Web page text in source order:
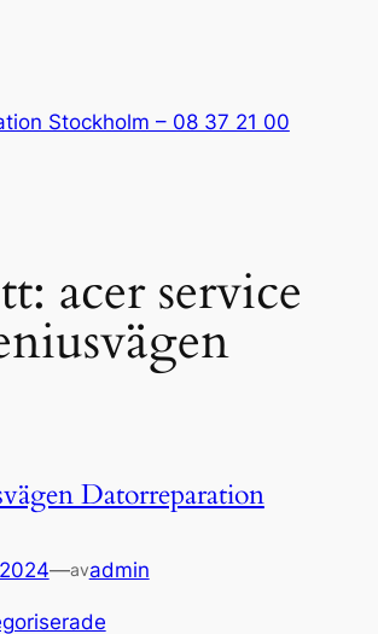
Stockholm – 08 37 21 00
acer service
Datorreparation
—avadmin